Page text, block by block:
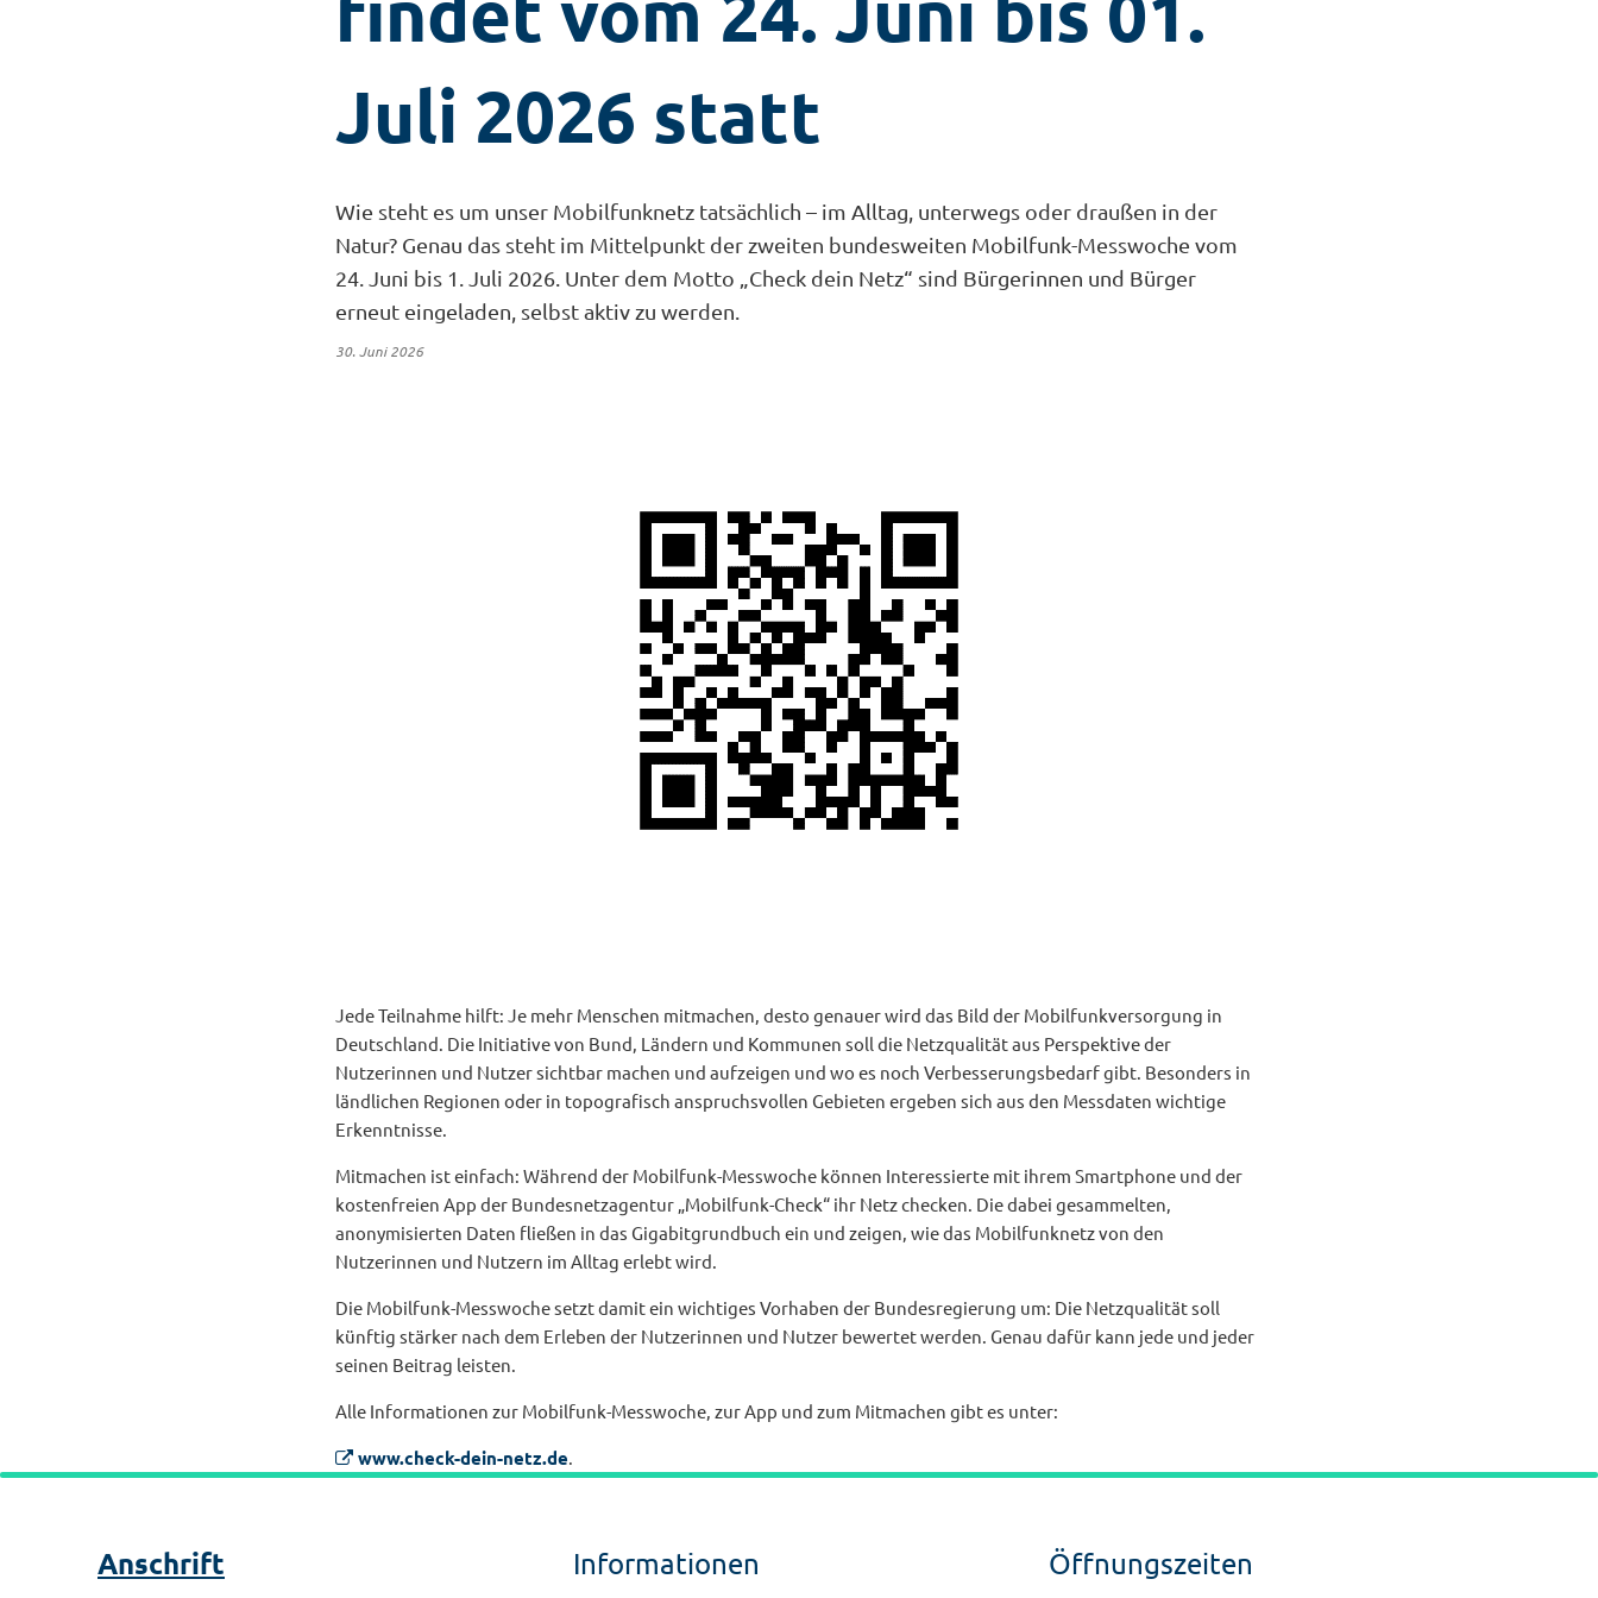
Juli 2026 statt
Wie steht es um unser Mobilfunknetz tatsächlich – im Alltag, unterwegs oder draußen in der
Natur? Genau das steht im Mittelpunkt der zweiten bundesweiten Mobilfunk-Messwoche vom
24. Juni bis 1. Juli 2026. Unter dem Motto „Check dein Netz“ sind Bürgerinnen und Bürger
erneut eingeladen, selbst aktiv zu werden.
30. Juni 2026
Jede Teilnahme hilft: Je mehr Menschen mitmachen, desto genauer wird das Bild der Mobilfunkversorgung in
Deutschland. Die Initiative von Bund, Ländern und Kommunen soll die Netzqualität aus Perspektive der
Nutzerinnen und Nutzer sichtbar machen und aufzeigen und wo es noch Verbesserungsbedarf gibt. Besonders in
ländlichen Regionen oder in topografisch anspruchsvollen Gebieten ergeben sich aus den Messdaten wichtige
Erkenntnisse.
Mitmachen ist einfach: Während der Mobilfunk-Messwoche können Interessierte mit ihrem Smartphone und der
kostenfreien App der Bundesnetzagentur „Mobilfunk-Check“ ihr Netz checken. Die dabei gesammelten,
anonymisierten Daten fließen in das Gigabitgrundbuch ein und zeigen, wie das Mobilfunknetz von den
Nutzerinnen und Nutzern im Alltag erlebt wird.
Die Mobilfunk-Messwoche setzt damit ein wichtiges Vorhaben der Bundesregierung um: Die Netzqualität soll
künftig stärker nach dem Erleben der Nutzerinnen und Nutzer bewertet werden. Genau dafür kann jede und jeder
seinen Beitrag leisten.
Alle Informationen zur Mobilfunk-Messwoche, zur App und zum Mitmachen gibt es unter:
www.check-dein-netz.de
Anschrift Informationen Öffnungszeiten